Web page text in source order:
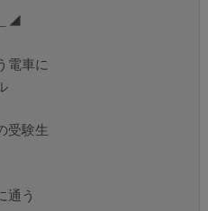
◢
電車に
受験生
通う